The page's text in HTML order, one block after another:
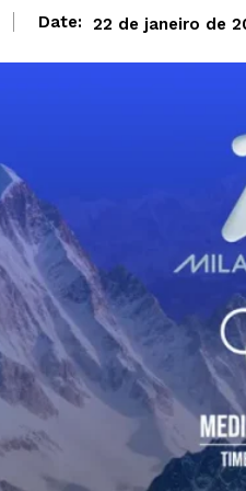
Date: 22 de janeiro de